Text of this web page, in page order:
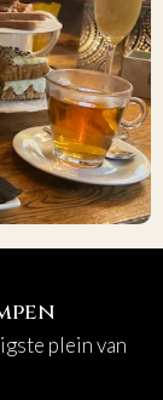
plein van